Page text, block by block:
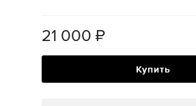
21 000 ₽
Купить